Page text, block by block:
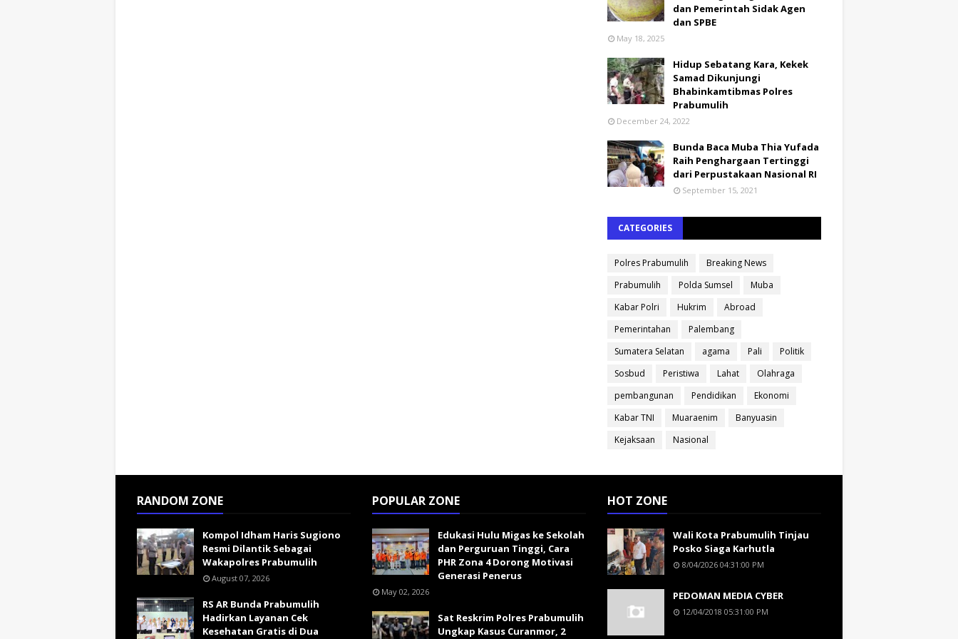
dan Pemerintah Sidak Agen
dan SPBE
May 18, 2025
Hidup Sebatang Kara, Kekek
Samad Dikunjungi
Bhabinkamtibmas Polres
Prabumulih
December 24, 2022
Bunda Baca Muba Thia Yufada
Raih Penghargaan Tertinggi
dari Perpustakaan Nasional RI
September 15, 2021
CATEGORIES
Polres Prabumulih
Breaking News
Prabumulih
Polda Sumsel
Muba
Kabar Polri
Hukrim
Abroad
Pemerintahan
Palembang
Sumatera Selatan
agama Pali
Politik
Sosbud
Peristiwa Lahat
Olahraga
pembangunan
Pendidikan
Ekonomi
Kabar TNI
Muaraenim
Banyuasin
Kejaksaan
Nasional
RANDOM ZONE
Kompol Idham Haris Sugiono
Resmi Dilantik Sebagai
Wakapolres Prabumulih
August 07, 2026
RS AR Bunda Prabumulih
Hadirkan Layanan Cek
Kesehatan Gratis di Dua
POPULAR ZONE
Edukasi Hulu Migas ke Sekolah
dan Perguruan Tinggi, Cara
PHR Zona 4 Dorong Motivasi
Generasi Penerus
May 02, 2026
Sat Reskrim Polres Prabumulih
Ungkap Kasus Curanmor, 2
HOT ZONE
Wali Kota Prabumulih Tinjau
Posko Siaga Karhutla
8/04/2026 04:31:00 PM
PEDOMAN MEDIA CYBER
12/04/2018 05:31:00 PM